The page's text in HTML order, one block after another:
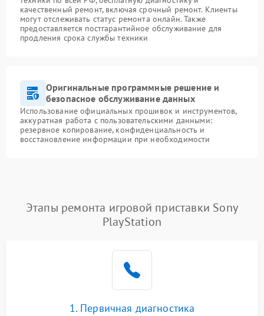
качественный ремонт, включая срочный ремонт. Клиенты
могут отслеживать статус ремонта онлайн. Также
предоставляется постгарантийное обслуживание для
продления срока службы техники
Оригинальные программные решение и
безопасное обслуживание данных
Использование официальных прошивок и инструментов,
аккуратная работа с пользовательскими данными:
резервное копирование, конфиденциальность и
восстановление информации при необходимости
Этапы ремонта игровой приставки Sony
PlayStation
1. Первичная диагностика